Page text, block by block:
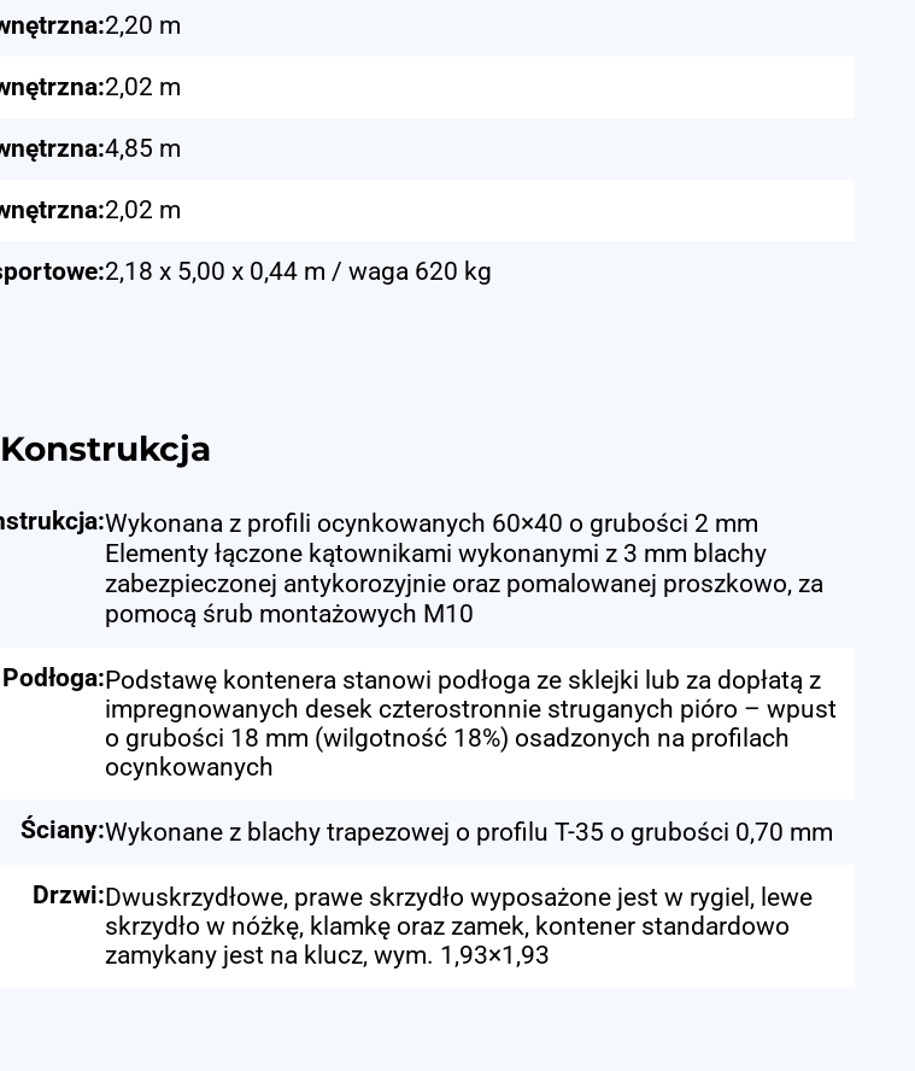
2,20 m
2,02 m
4,85 m
2,02 m
2,18 x 5,00 x 0,44 m / waga 620 kg
Konstrukcja
Wykonana z profili ocynkowanych 60×40 o grubości 2 mm
Elementy łączone kątownikami wykonanymi z 3 mm blachy
zabezpieczonej antykorozyjnie oraz pomalowanej proszkowo, za
pomocą śrub montażowych M10
Podłoga:Podstawę kontenera stanowi podłoga ze sklejki lub za dopłatą z
impregnowanych desek czterostronnie struganych pióro – wpust
o grubości 18 mm (wilgotność 18%) osadzonych na profilach
ocynkowanych
Ściany:Wykonane z blachy trapezowej o profilu T-35 o grubości 0,70 mm
Drzwi:Dwuskrzydłowe, prawe skrzydło wyposażone jest w rygiel, lewe
skrzydło w nóżkę, klamkę oraz zamek, kontener standardowo
zamykany jest na klucz, wym. 1,93×1,93